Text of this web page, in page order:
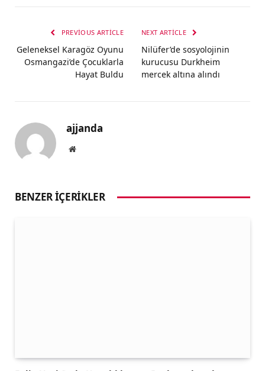
PREVIOUS ARTICLE
Geleneksel Karagöz Oyunu
Osmangazi’de Çocuklarla
Hayat Buldu
NEXT ARTICLE
Nilüfer’de sosyolojinin
kurucusu Durkheim
mercek altına alındı
ajjanda
Website
BENZER İÇERIKLER